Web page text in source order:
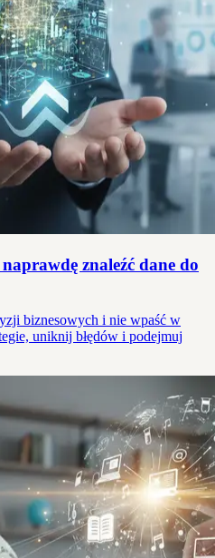
znaleźć dane do
biznesowych i nie wpaść w
uniknij błędów i podejmuj